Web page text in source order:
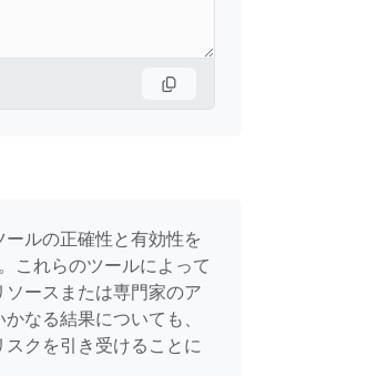
ルの正確性と有効性を
これらのツールによって
ースまたは専門家のア
なる結果についても、
クを引き受けることに